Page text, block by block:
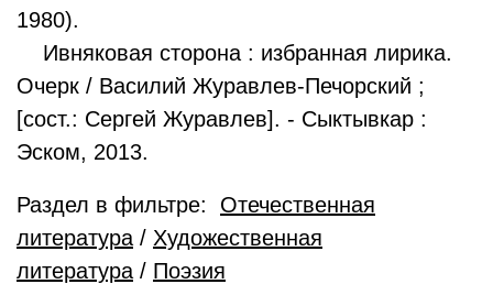
1980).
Ивняковая сторона : избранная лирика.
Очерк / Василий Журавлев-Печорский ;
[сост.: Сергей Журавлев]. - Сыктывкар :
Эском, 2013.
Раздел в фильтре: Отечественная
литература / Художественная
литература / Поэзия